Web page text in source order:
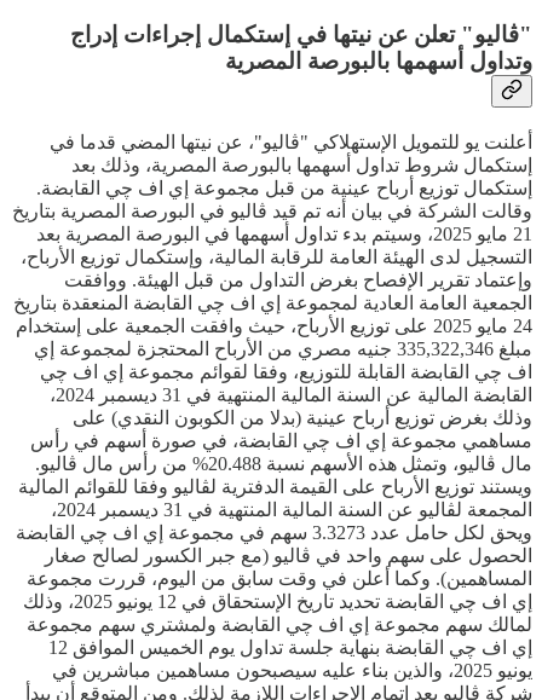
"ڤاليو" تعلن عن نيتها في إستكمال إجراءات إدراج
وتداول أسهمها بالبورصة المصرية
أعلنت يو للتمويل الإستهلاكي "ڤاليو"، عن نيتها المضي قدما في
إستكمال شروط تداول أسهمها بالبورصة المصرية، وذلك بعد
إستكمال توزيع أرباح عينية من قبل مجموعة إي اف چي القابضة.
وقالت الشركة في بيان أنه تم قيد ڤاليو في البورصة المصرية بتاريخ
21 مايو 2025، وسيتم بدء تداول أسهمها في البورصة المصرية بعد
التسجيل لدى الهيئة العامة للرقابة المالية، وإستكمال توزيع الأرباح،
وإعتماد تقرير الإفصاح بغرض التداول من قبل الهيئة. ووافقت
الجمعية العامة العادية لمجموعة إي اف چي القابضة المنعقدة بتاريخ
24 مايو 2025 على توزيع الأرباح، حيث وافقت الجمعية على إستخدام
مبلغ 335,322,346 جنيه مصري من الأرباح المحتجزة لمجموعة إي
اف چي القابضة القابلة للتوزيع، وفقا لقوائم مجموعة إي اف چي
القابضة المالية عن السنة المالية المنتهية في 31 ديسمبر 2024،
وذلك بغرض توزيع أرباح عينية (بدلا من الكوبون النقدي) على
مساهمي مجموعة إي اف چي القابضة، في صورة أسهم في رأس
مال ڤاليو، وتمثل هذه الأسهم نسبة 20.488% من رأس مال ڤاليو.
ويستند توزيع الأرباح على القيمة الدفترية لڤاليو وفقا للقوائم المالية
المجمعة لڤاليو عن السنة المالية المنتهية في 31 ديسمبر 2024،
ويحق لكل حامل عدد 3.3273 سهم في مجموعة إي اف چي القابضة
الحصول على سهم واحد في ڤاليو (مع جبر الكسور لصالح صغار
المساهمين). وكما أعلن في وقت سابق من اليوم، قررت مجموعة
إي اف چي القابضة تحديد تاريخ الإستحقاق في 12 يونيو 2025، وذلك
لمالك سهم مجموعة إي اف چي القابضة ولمشتري سهم مجموعة
إي اف چي القابضة بنهاية جلسة تداول يوم الخميس الموافق 12
يونيو 2025، والذين بناء عليه سيصبحون مساهمين مباشرين في
شركة ڤاليو بعد إتمام الاجراءات اللازمة لذلك. ومن المتوقع أن يبدأ